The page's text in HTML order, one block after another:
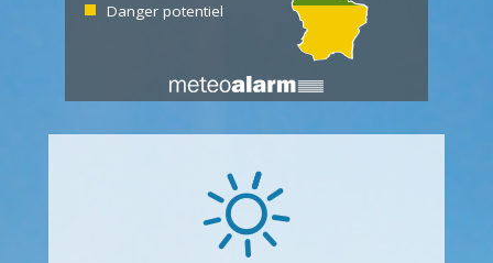
Danger potentiel